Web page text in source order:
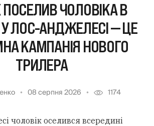
ПОСЕЛИВ ЧОЛОВІКА В
У ЛОС-АНДЖЕЛЕСІ — ЦЕ
КАМПАНІЯ НОВОГО
ТРИЛЕРА
08 серпня 2026 1174
чоловік оселився всередині